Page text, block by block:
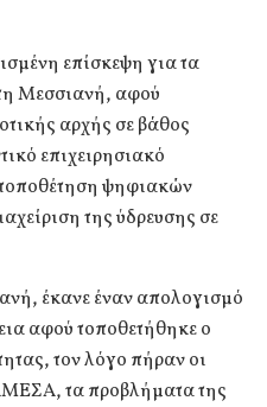
επίσκεψη για τα
Μεσσιανή, αφού
αρχής σε βάθος
επιχειρησιακό
ψηφιακών
της ύδρευσης σε
έκανε έναν απολογισμό
αφού τοποθετήθηκε ο
τον λόγο πήραν οι
τα προβλήματα της